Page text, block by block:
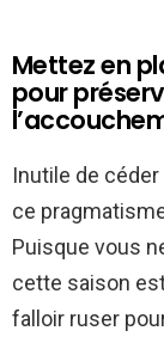
Mettez en
pour
Inutile de
ce
Puisque vous
cette saison
falloir ruser